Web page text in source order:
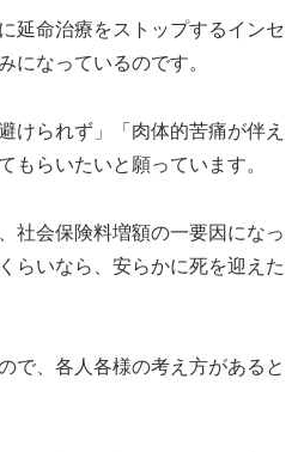
延命治療をストップするインセ
になっているのです。
けられず」「肉体的苦痛が伴え
もらいたいと願っています。
社会保険料増額の一要因になっ
らいなら、安らかに死を迎えた
で、各人各様の考え方があると